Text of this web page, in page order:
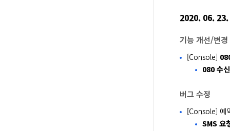
2020. 06. 23.
기능 개선/변경
[Console]
080 수
버그 수정
[Console] 예
SMS 요